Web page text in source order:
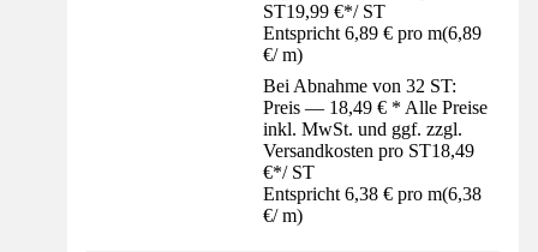
ST19,99 €*/ ST
Entspricht 6,89 € pro m(6,89
€/ m)
Bei Abnahme von 32 ST:
Preis — 18,49 € * Alle Preise
inkl. MwSt. und ggf. zzgl.
Versandkosten pro ST18,49
€*/ ST
Entspricht 6,38 € pro m(6,38
€/ m)